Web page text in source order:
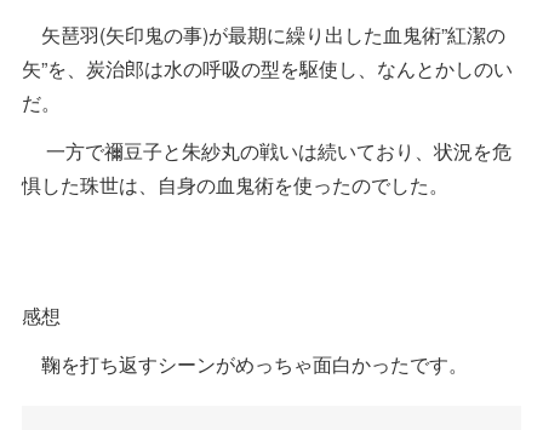
矢琶羽(矢印鬼の事)が最期に繰り出した血鬼術”紅潔の
矢”を、炭治郎は水の呼吸の型を駆使し、なんとかしのい
だ。
一方で禰豆子と朱紗丸の戦いは続いており、状況を危
惧した珠世は、自身の血鬼術を使ったのでした。
感想
鞠を打ち返すシーンがめっちゃ面白かったです。